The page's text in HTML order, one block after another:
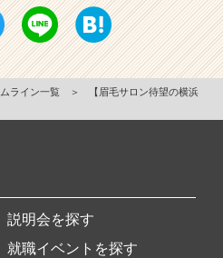
ライン一覧 ＞
【眉毛サロン待望の横浜
説明会を探す
就職イベントを探す